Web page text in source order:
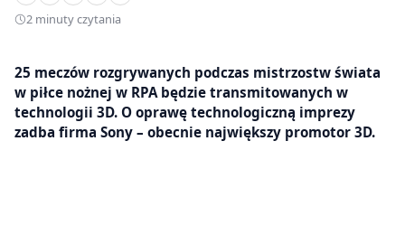
2 minuty czytania
25 meczów rozgrywanych podczas mistrzostw świata
w piłce nożnej w RPA będzie transmitowanych w
technologii 3D. O oprawę technologiczną imprezy
zadba firma Sony – obecnie największy promotor 3D.